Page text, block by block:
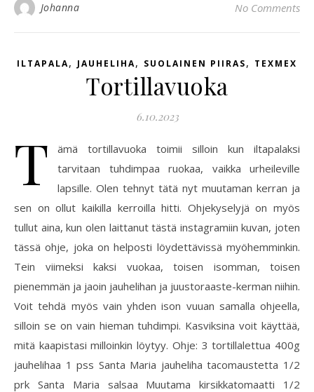
Johanna No Comments
ILTAPALA, JAUHELIHA, SUOLAINEN PIIRAS, TEXMEX
Tortillavuoka
6.10.2023
T
ämä tortillavuoka toimii silloin kun iltapalaksi
tarvitaan tuhdimpaa ruokaa, vaikka urheileville
lapsille. Olen tehnyt tätä nyt muutaman kerran ja
sen on ollut kaikilla kerroilla hitti. Ohjekyselyjä on myös
tullut aina, kun olen laittanut tästä instagramiin kuvan, joten
tässä ohje, joka on helposti löydettävissä myöhemminkin.
Tein viimeksi kaksi vuokaa, toisen isomman, toisen
pienemmän ja jaoin jauhelihan ja juustoraaste-kerman niihin.
Voit tehdä myös vain yhden ison vuuan samalla ohjeella,
silloin se on vain hieman tuhdimpi. Kasviksina voit käyttää,
mitä kaapistasi milloinkin löytyy. Ohje: 3 tortillalettua 400g
jauhelihaa 1 pss Santa Maria jauheliha tacomaustetta 1/2
prk Santa Maria salsaa Muutama kirsikkatomaatti 1/2